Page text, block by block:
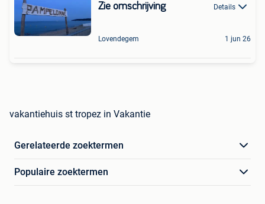
Zie omschrijving Details
Lovendegem 1 jun 26
vakantiehuis st tropez in Vakantie
Gerelateerde zoektermen
Populaire zoektermen